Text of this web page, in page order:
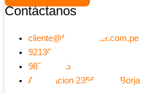
Contáctanos
cliente@farmacenter.com.pe
921303052
987741905
Av Aviacion 2356 - San Borja